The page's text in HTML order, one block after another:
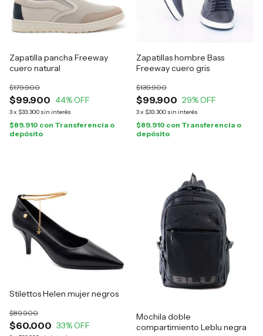
Zapatilla pancha Freeway
cuero natural
$99.900
$179.900
44% OFF
3x $33.300 sin interés
$89.910 con Transferencia o
depósito
Zapatillas hombre Bass
Freeway cuero gris
$99.900
$139.900
29% OFF
3x $33.300 sin interés
$89.910 con Transferencia o
depósito
Stilettos Helen mujer negros
$60.000
$89.900
33% OFF
Mochila doble
compartimiento Leblu negra